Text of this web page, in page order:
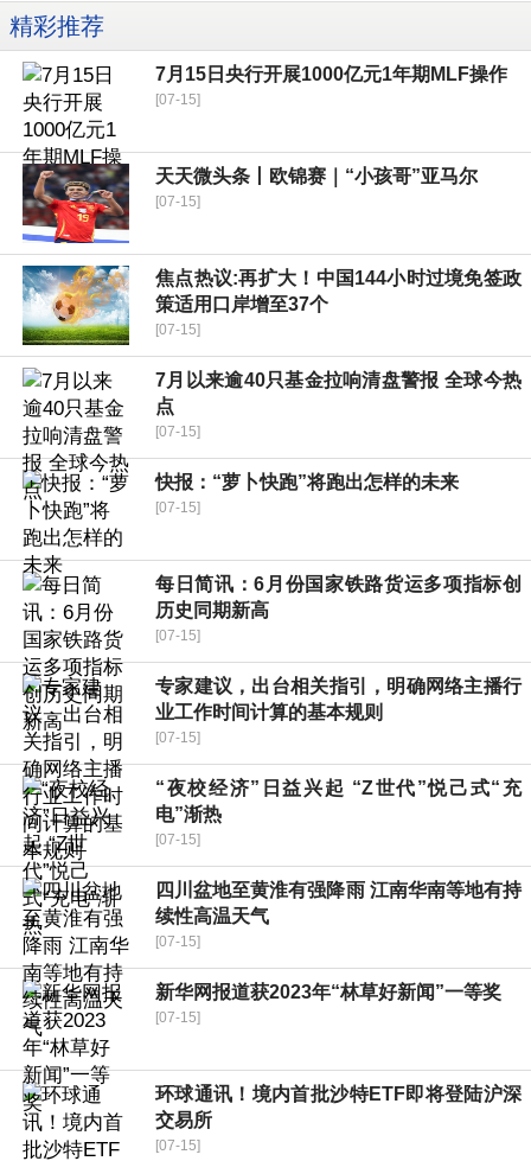
精彩推荐
7月15日央行开展1000亿元1年期MLF操作
[07-15]
天天微头条丨欧锦赛｜“小孩哥”亚马尔
[07-15]
焦点热议:再扩大！中国144小时过境免签政
策适用口岸增至37个
[07-15]
7月以来逾40只基金拉响清盘警报 全球今热
点
[07-15]
快报：“萝卜快跑”将跑出怎样的未来
[07-15]
每日简讯：6月份国家铁路货运多项指标创
历史同期新高
[07-15]
专家建议，出台相关指引，明确网络主播行
业工作时间计算的基本规则
[07-15]
“夜校经济”日益兴起 “Z世代”悦己式“充
电”渐热
[07-15]
四川盆地至黄淮有强降雨 江南华南等地有持
续性高温天气
[07-15]
新华网报道获2023年“林草好新闻”一等奖
[07-15]
环球通讯！境内首批沙特ETF即将登陆沪深
交易所
[07-15]